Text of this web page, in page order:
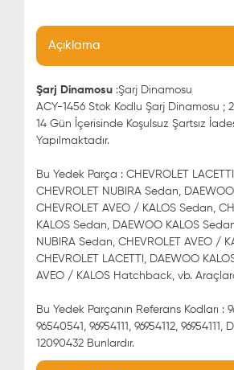
Açıklama
Şarj Dinamosu :Şarj Dinamosu
ACY-1456 Stok Kodlu Şarj Dinamosu ;
14 Gün İçerisinde Koşulsuz Şartsız
Yapılmaktadır.
Bu Yedek Parça : CHEVROLET
CHEVROLET NUBIRA Sedan,
CHEVROLET AVEO / KALOS Sedan,
KALOS Sedan, DAEWOO KALOS
NUBIRA Sedan, CHEVROLET AVEO /
CHEVROLET LACETTI, DAEWOO
AVEO / KALOS Hatchback, vb.
Bu Yedek Parçanın Referans Kodları :
96540541, 96954111, 96954112, 96954111,
12090432 Bunlardır.